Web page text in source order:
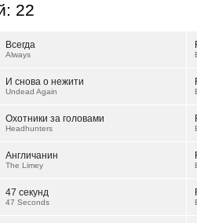
22
Всегда
Always
И снова о нежити
Undead Again
Охотники за головами
Headhunters
Англичанин
The Limey
47 секунд
47 Seconds